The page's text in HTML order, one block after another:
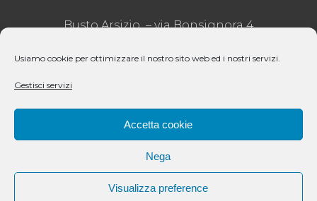
Usiamo cookie per ottimizzare il nostro sito web ed i nostri servizi.
Gestisci servizi
Accetta cookie
Nega
Visualizza preference
Busto Arsizio – via Bonsignora 4
REA VA – 31271 – Cap Sociale 51.000€